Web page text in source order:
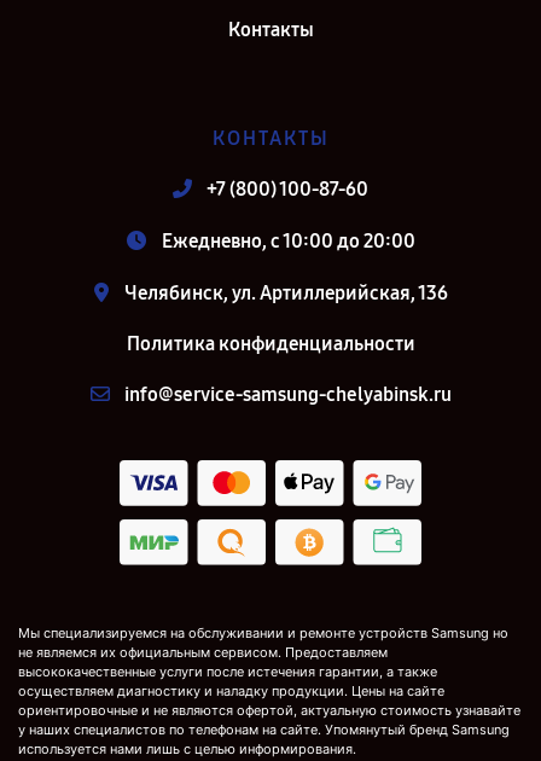
Контакты
КОНТАКТЫ
+7 (800) 100-87-60
Ежедневно, с 10:00 до 20:00
Челябинск, ул. Артиллерийская, 136
Политика конфиденциальности
info@service-samsung-chelyabinsk.ru
Мы специализируемся на обслуживании и ремонте устройств Samsung но
не являемся их официальным сервисом. Предоставляем
высококачественные услуги после истечения гарантии, а также
осуществляем диагностику и наладку продукции. Цены на сайте
ориентировочные и не являются офертой, актуальную стоимость узнавайте
у наших специалистов по телефонам на сайте. Упомянутый бренд Samsung
используется нами лишь с целью информирования.